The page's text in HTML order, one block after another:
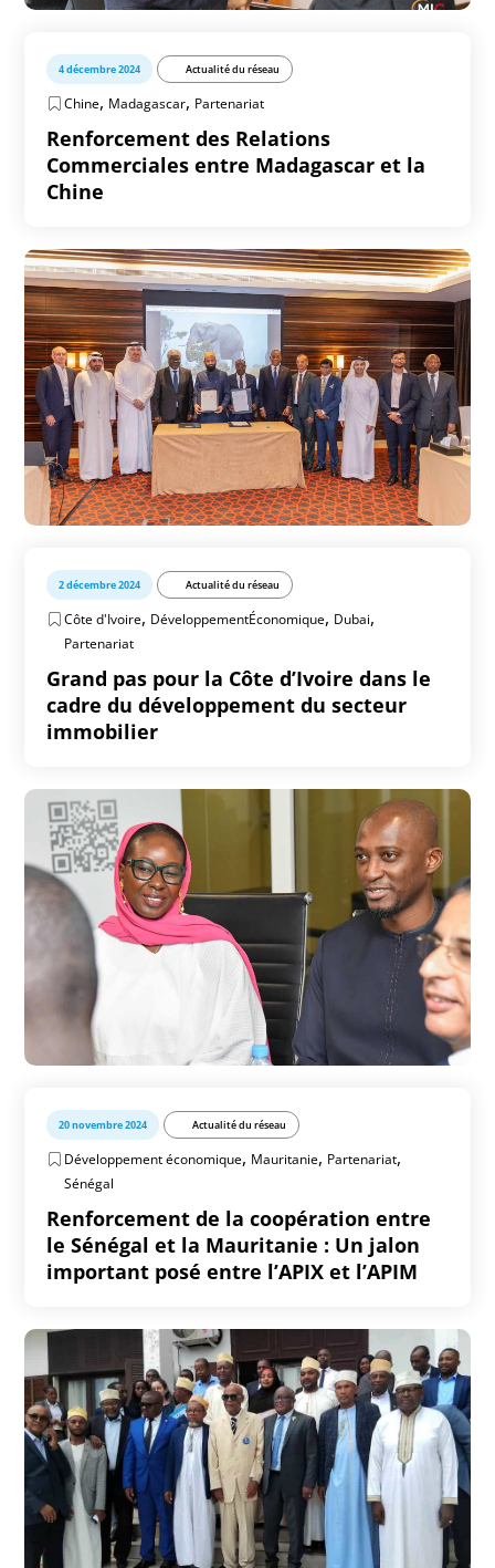
4 décembre 2024 Actualité du réseau
Chine, Madagascar, Partenariat
Renforcement des Relations
Commerciales entre Madagascar et la
Chine
2 décembre 2024 Actualité du réseau
Côte d'Ivoire, DéveloppementÉconomique, Dubai,
Partenariat
Grand pas pour la Côte d’Ivoire dans le
cadre du développement du secteur
immobilier
20 novembre 2024 Actualité du réseau
Développement économique, Mauritanie, Partenariat,
Sénégal
Renforcement de la coopération entre
le Sénégal et la Mauritanie : Un jalon
important posé entre l’APIX et l’APIM